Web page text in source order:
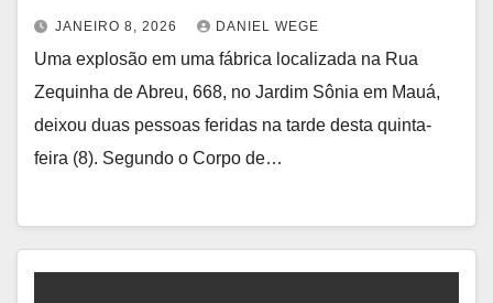
JANEIRO 8, 2026 DANIEL WEGE
Uma explosão em uma fábrica localizada na Rua
Zequinha de Abreu, 668, no Jardim Sônia em Mauá,
deixou duas pessoas feridas na tarde desta quinta-
feira (8). Segundo o Corpo de…